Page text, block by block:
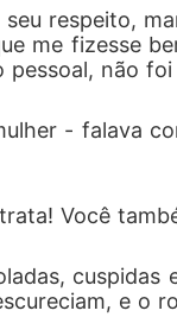
respeito,
me fizesse
pessoal, não
- falava
Você
e o